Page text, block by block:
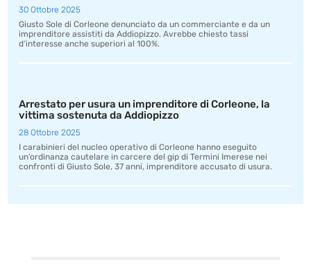
30 Ottobre 2025
Giusto Sole di Corleone denunciato da un commerciante e da un
imprenditore assistiti da Addiopizzo. Avrebbe chiesto tassi
d’interesse anche superiori al 100%.
Arrestato per usura un imprenditore di Corleone, la
vittima sostenuta da Addiopizzo
28 Ottobre 2025
I carabinieri del nucleo operativo di Corleone hanno eseguito
un’ordinanza cautelare in carcere del gip di Termini Imerese nei
confronti di Giusto Sole, 37 anni, imprenditore accusato di usura.